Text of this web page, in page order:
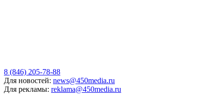
8 (846) 205-78-88
Для новостей: news@450media.ru
Для рекламы: reklama@450media.ru